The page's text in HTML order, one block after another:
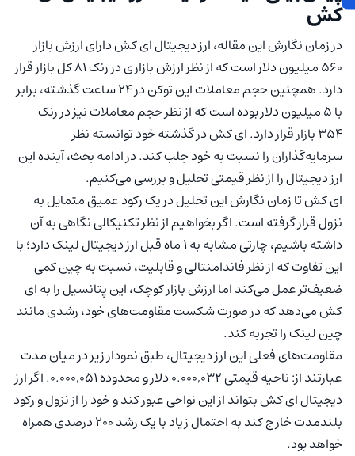
کش
در زمان نگارش این مقاله، ارز دیجیتال ای کش دارای ارزش بازار
۵۶۰ میلیون دلار است که از نظر ارزش بازاری در رنک ۸۱ کل بازار قرار
دارد. همچنین حجم معاملات این توکن در ۲۴ ساعت گذشته، برابر
با ۵ میلیون دلار بوده است که از نظر حجم معاملات نیز در رنک
۳۵۴ بازار قرار دارد. ای کش در گذشته خود توانسته نظر
سرمایه‌گذاران را نسبت به خود جلب کند. در ادامه بحث، آینده این
ارز دیجیتال را از نظر قیمتی تحلیل و بررسی می‌کنیم.
ای کش تا زمان نگارش این تحلیل در یک رکود عمیق متمایل به
نزول قرار گرفته است. اگر بخواهیم از نظر تکنیکالی نگاهی به آن
داشته باشیم، چارتی مشابه به ۱ ماه قبل ارز دیجیتال لینک دارد؛ با
این تفاوت که از نظر فاندامنتالی و قابلیت، نسبت به چین کمی
ضعیف‌تر عمل می‌کند اما ارزش بازار کوچک، این پتانسیل را به ای
کش می‌دهد که در صورت شکست مقاومت‌های خود، رشدی مانند
چین لینک را تجربه کند.
مقاومت‌های فعلی این ارز دیجیتال، طبق نمودار زیر در میان مدت
عبارتند از: ناحیه قیمتی ۰.۰۰۰,۰۳۲ دلار و محدوده ۰.۰۰۰,۰۵۱. اگر ارز
دیجیتال ای کش بتواند از این نواحی عبور کند و خود را از نزول و رکود
بلندمدت خارج کند به احتمال زیاد با یک رشد ۲۰۰ درصدی همراه
خواهد بود.